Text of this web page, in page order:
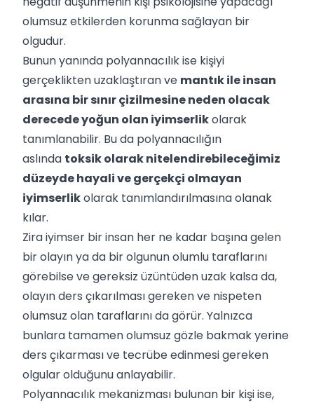
olumsuz etkilerden korunma sağlayan bir
olgudur.
Bunun yanında polyannacılık ise kişiyi
gerçeklikten uzaklaştıran ve mantık ile insan
arasına bir sınır çizilmesine neden olacak
derecede yoğun olan iyimserlikolarak
tanımlanabilir. Bu da polyannacılığın
aslında toksik olarak nitelendirebileceğimiz
düzeyde hayali ve gerçekçi olmayan
iyimserlikolarak tanımlandırılmasına olanak
kılar.
Zira iyimser bir insan her ne kadar başına gelen
bir olayın ya da bir olgunun olumlu taraflarını
görebilse ve gereksiz üzüntüden uzak kalsa da,
olayın ders çıkarılması gereken ve nispeten
olumsuz olan taraflarını da görür. Yalnızca
bunlara tamamen olumsuz gözle bakmak yerine
ders çıkarması ve tecrübe edinmesi gereken
olgular olduğunu anlayabilir.
Polyannacılık mekanizması bulunan bir kişi ise,